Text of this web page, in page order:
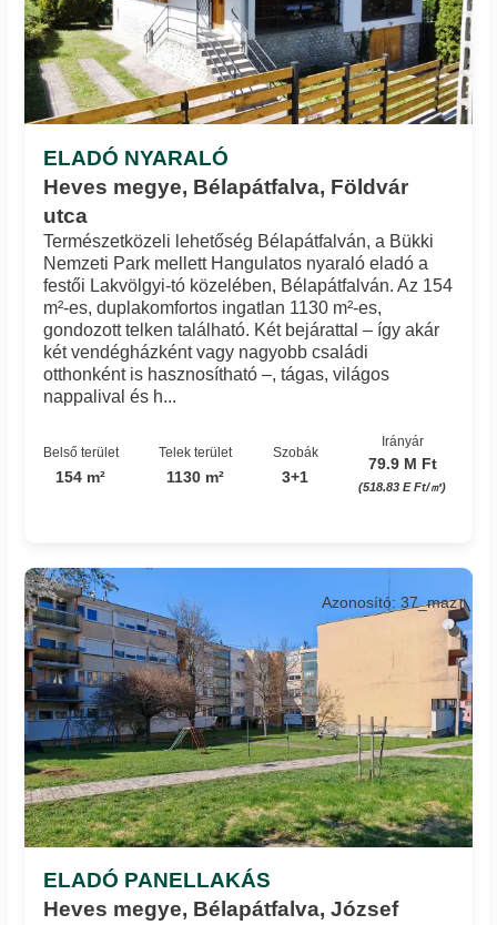
ELADÓ NYARALÓ
Heves megye, Bélapátfalva, Földvár
utca
Természetközeli lehetőség Bélapátfalván, a Bükki
Nemzeti Park mellett Hangulatos nyaraló eladó a
festői Lakvölgyi-tó közelében, Bélapátfalván. Az 154
m²-es, duplakomfortos ingatlan 1130 m²-es,
gondozott telken található. Két bejárattal – így akár
két vendégházként vagy nagyobb családi
otthonként is hasznosítható –, tágas, világos
nappalival és h...
Belső terület
154 m²
Telek terület
1130 m²
Szobák
3+1
Irányár
79.9 M Ft
(518.83 E Ft/㎡)
ELADÓ PANELLAKÁS
Heves megye, Bélapátfalva, József
Azonosító: 37_maz